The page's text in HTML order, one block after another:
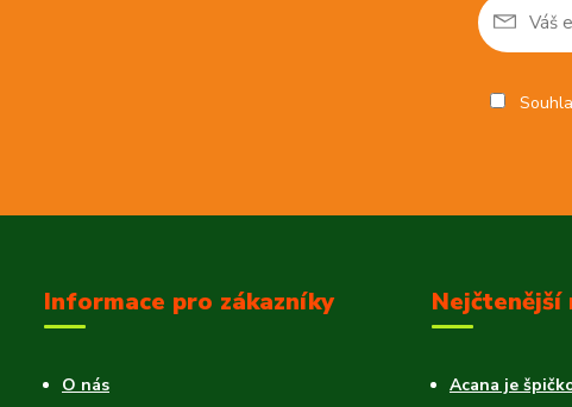
Informace pro zákazníky
O nás
Nejčtenější
Acana je